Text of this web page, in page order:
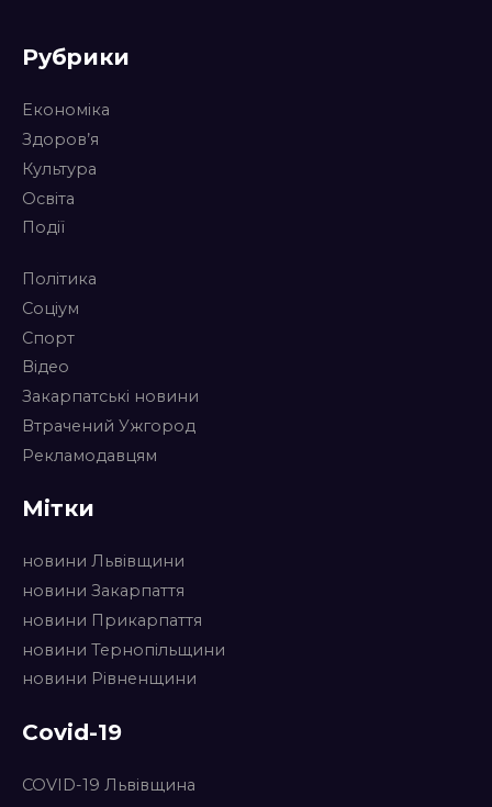
Рубрики
Економіка
Здоров’я
Культура
Освіта
Події
Політика
Соціум
Спорт
Відео
Закарпатські новини
Втрачений Ужгород
Рекламодавцям
Мітки
новини Львівщини
новини Закарпаття
новини Прикарпаття
новини Тернопільщини
новини Рівненщини
Covid-19
COVID-19 Львівщина